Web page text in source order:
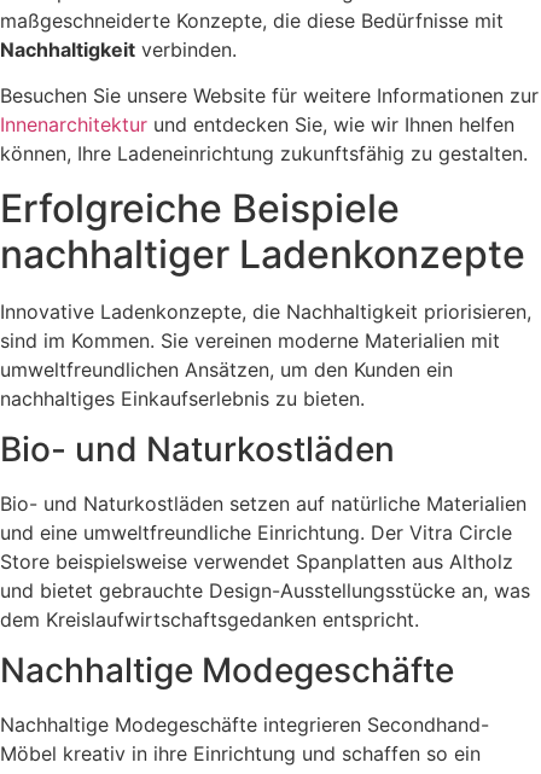
maßgeschneiderte Konzepte, die diese Bedürfnisse mit
Nachhaltigkeit verbinden.
Besuchen Sie unsere Website für weitere Informationen zur
Innenarchitektur und entdecken Sie, wie wir Ihnen helfen
können, Ihre Ladeneinrichtung zukunftsfähig zu gestalten.
Erfolgreiche Beispiele
nachhaltiger Ladenkonzepte
Innovative Ladenkonzepte, die Nachhaltigkeit priorisieren,
sind im Kommen. Sie vereinen moderne Materialien mit
umweltfreundlichen Ansätzen, um den Kunden ein
nachhaltiges Einkaufserlebnis zu bieten.
Bio- und Naturkostläden
Bio- und Naturkostläden setzen auf natürliche Materialien
und eine umweltfreundliche Einrichtung. Der Vitra Circle
Store beispielsweise verwendet Spanplatten aus Altholz
und bietet gebrauchte Design-Ausstellungsstücke an, was
dem Kreislaufwirtschaftsgedanken entspricht.
Nachhaltige Modegeschäfte
Nachhaltige Modegeschäfte integrieren Secondhand-
Möbel kreativ in ihre Einrichtung und schaffen so ein